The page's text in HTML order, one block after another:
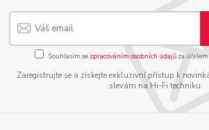
Souhlasím se zpracováním osobních údajůza
Zaregistrujte se a získejte exkluzivní přístup k
slevám na Hi-Fi techniku.